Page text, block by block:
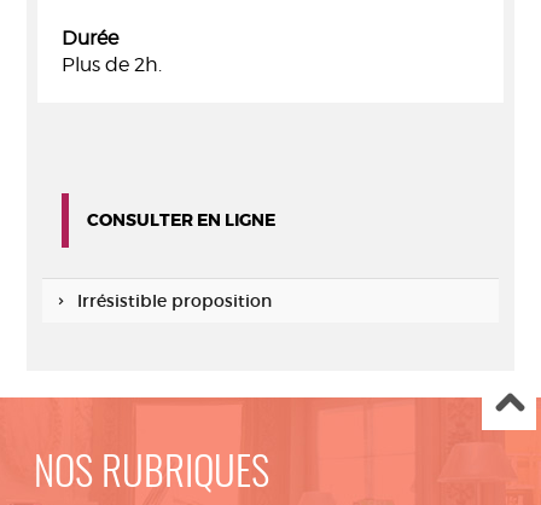
Durée
Plus de 2h.
CONSULTER EN LIGNE
Irrésistible proposition
NOS RUBRIQUES